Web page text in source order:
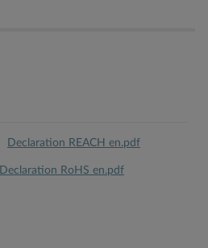
Declaration REACH en.pdf
Declaration RoHS en.pdf